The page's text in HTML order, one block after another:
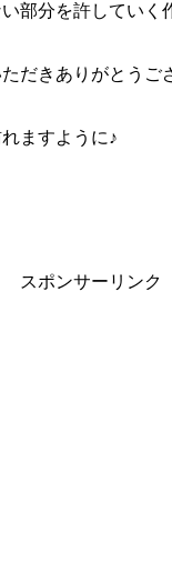
部分を許していく
だきありがとう
ますように♪
スポンサーリンク